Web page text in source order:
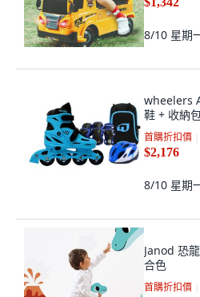
8/10 星期
wheelers
鞋 + 收納
首購折扣價
$2,176
8/10 星期
Janod 恐
合色
首購折扣價